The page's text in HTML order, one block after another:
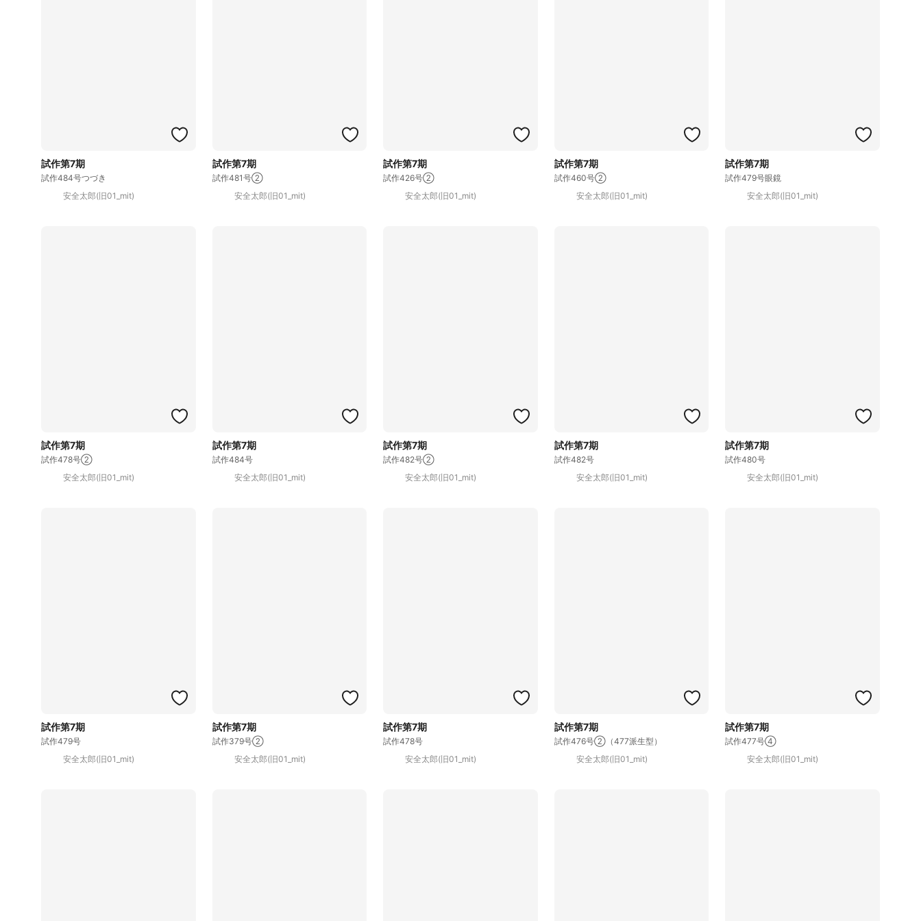
試作第7期
試作484号つづき
安全太郎(旧01_mit)
試作第7期
試作481号②
安全太郎(旧01_mit)
試作第7期
試作426号②
安全太郎(旧01_mit)
試作第7期
試作460号②
安全太郎(旧01_mit)
試作第7期
試作479号眼鏡
安全太郎(旧01_mit)
試作第7期
試作478号②
安全太郎(旧01_mit)
試作第7期
試作484号
安全太郎(旧01_mit)
試作第7期
試作482号②
安全太郎(旧01_mit)
試作第7期
試作482号
安全太郎(旧01_mit)
試作第7期
試作480号
安全太郎(旧01_mit)
試作第7期
試作479号
安全太郎(旧01_mit)
試作第7期
試作379号②
安全太郎(旧01_mit)
試作第7期
試作478号
安全太郎(旧01_mit)
試作第7期
試作476号②（477派生型）
安全太郎(旧01_mit)
試作第7期
試作477号④
安全太郎(旧01_mit)